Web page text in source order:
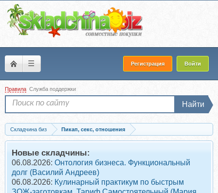
☰ Регистрация Войти
Правила Служба поддержки
Найти
Складчина биз
Пикап, секс, отношения
Скачать Осознанное соблазнение. Пакет Продвинутый (Тот Самый Август)
Новые складчины:
06.08.2026: Онтология бизнеса. Функциональный
долг (Василий Андреев)
06.08.2026: Кулинарный практикум по быстрым